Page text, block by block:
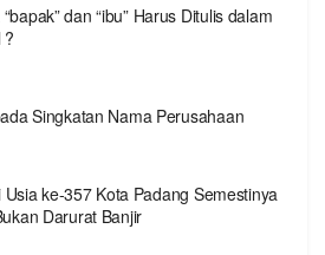
dan “ibu” Harus Ditulis dalam
?
Singkatan Nama Perusahaan
Usia ke-357 Kota Padang Semestinya
Darurat Banjir